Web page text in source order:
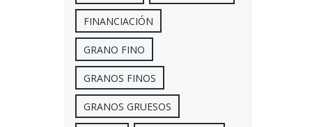
FINANCIACIÓN
GRANO FINO
GRANOS FINOS
GRANOS GRUESOS